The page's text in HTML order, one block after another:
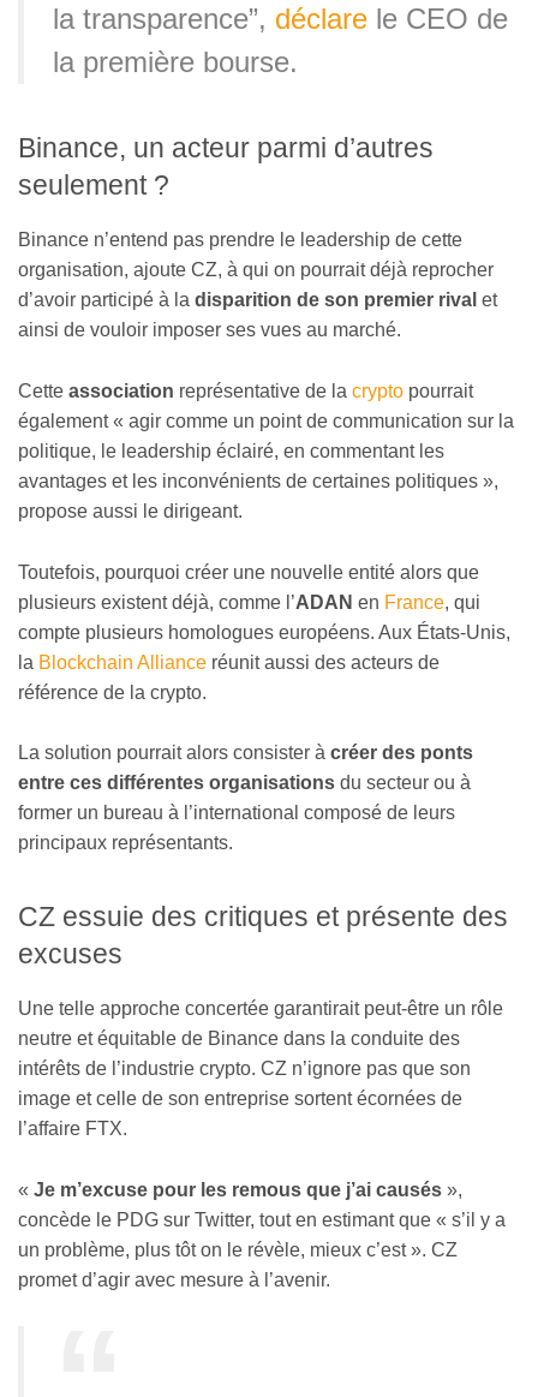
la transparence”, déclare le CEO de
la première bourse.
Binance, un acteur parmi d’autres
seulement ?
Binance n’entend pas prendre le leadership de cette
organisation, ajoute CZ, à qui on pourrait déjà reprocher
d’avoir participé à la disparition de son premier rival et
ainsi de vouloir imposer ses vues au marché.
Cette association représentative de la crypto pourrait
également « agir comme un point de communication sur la
politique, le leadership éclairé, en commentant les
avantages et les inconvénients de certaines politiques »,
propose aussi le dirigeant.
Toutefois, pourquoi créer une nouvelle entité alors que
plusieurs existent déjà, comme l’ADAN en France, qui
compte plusieurs homologues européens. Aux États-Unis,
la Blockchain Alliance réunit aussi des acteurs de
référence de la crypto.
La solution pourrait alors consister à créer des ponts
entre ces différentes organisations du secteur ou à
former un bureau à l’international composé de leurs
principaux représentants.
CZ essuie des critiques et présente des
excuses
Une telle approche concertée garantirait peut-être un rôle
neutre et équitable de Binance dans la conduite des
intérêts de l’industrie crypto. CZ n’ignore pas que son
image et celle de son entreprise sortent écornées de
l’affaire FTX.
« Je m’excuse pour les remous que j’ai causés »,
concède le PDG sur Twitter, tout en estimant que « s’il y a
un problème, plus tôt on le révèle, mieux c’est ». CZ
promet d’agir avec mesure à l’avenir.